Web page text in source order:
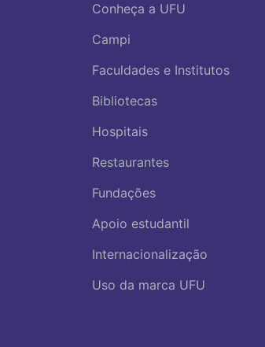
Conheça a UFU
Campi
Faculdades e Institutos
Bibliotecas
Hospitais
Restaurantes
Fundações
Apoio estudantil
Internacionalização
Uso da marca UFU